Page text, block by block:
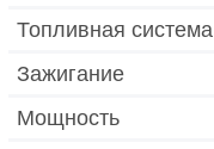
Топливная система
Зажигание
Мощность